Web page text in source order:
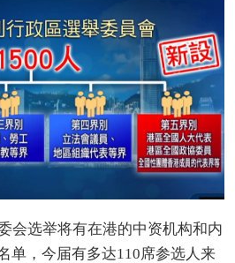
会选举将有在港的中资机构和内
单，今届有多达110席参选人来